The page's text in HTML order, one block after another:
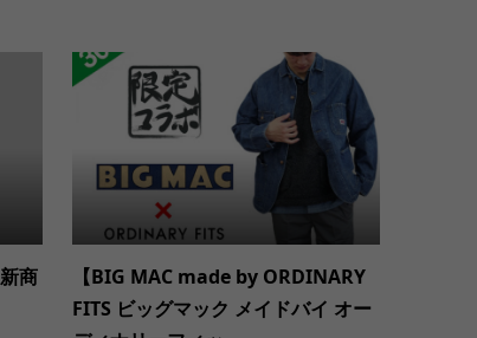
商
【BIG MAC made by ORDINARY
FITS ビッグマック メイドバイ オー